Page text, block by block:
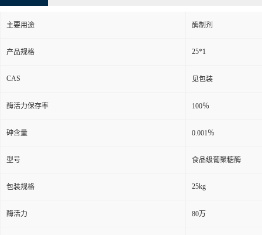
主要用途 酶制剂
产品规格 25*1
CAS 见包装
酶活力保存率 100％
砷含量 0.001％
型号 食品级葡聚糖酶
包装规格 25kg
酶活力 80万